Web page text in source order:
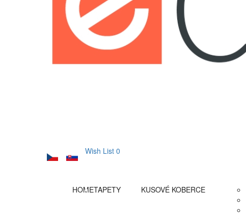
Wish List 0
HOMETAPETY KUSOVÉ KOBERCE